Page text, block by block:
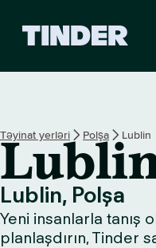
H
o
m
Təyinat yerləri Polşa Lublin
Lublin, Polşa
Yeni insanlarla tanış
planlaşdırın, Tinder